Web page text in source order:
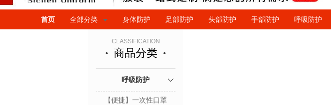
首页 全部分类 身体防护 足部防护 头部防护 手部防护 呼吸防护
CLASSIFICATION
商品分类
呼吸防护
【便捷】一次性口罩